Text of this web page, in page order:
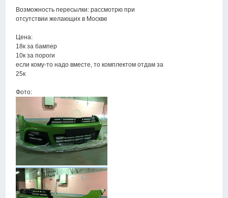
Возможность пересылки: рассмотрю при
отсутствии желающих в Москве
Цена:
18к за бампер
10к за пороги
если кому-то надо вместе, то комплектом отдам за
25к
Фото: